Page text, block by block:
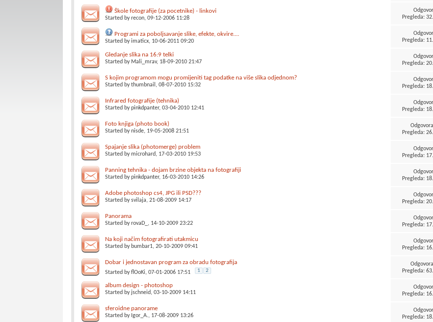
Škole fotografije (za pocetnike) - linkovi
Started byrecon, 09-12-2006 11:28
Pregleda:
Programi za poboljsavanje slike, efekte, okvire....
Started byimaticx, 10-06-2011 09:20
Pregleda:
Gledanje slika na 16:9 telki
Started by Mali_mrav, 18-09-2010 21:47
Pregleda:
S kojim programom mogu promijeniti tag podatke na više slika odjednom?
Started bythumbnail , 08-07-2010 15:32
Pregleda:
Infrared fotografije (tehnika)
Started bypinkdpanter, 03-04-2010 12:41
Pregleda:
Foto knjiga (photo book)
Started bynisde, 19-05-2008 21:51
Pregleda:
Spajanje slika (photomerge) problem
Started bymicrohard, 17-03-2010 19:53
Pregleda:
Panning tehnika - dojam brzine objekta na fotografiji
Started bypinkdpanter, 16-03-2010 14:26
Pregleda:
Adobe photoshop cs4, JPG ili PSD???
Started bysvilaja, 21-08-2009 14:17
Pregleda:
Panorama
Started byrovaD_ , 14-10-2009 23:22
Pregleda:
Na koji načim fotografirati utakmicu
Started by bumbar1, 20-10-2009 09:41
Pregleda:
Dobar i jednostavan program za obradu fotografija
Started byflOoKi, 07-01-2006 17:51 1 2
Pregleda:
album design - photoshop
Started by jschneid, 03-10-2009 14:11
Pregleda:
sferoidne panorame
Started by Igor_A., 17-08-2009 13:26
Pregleda: